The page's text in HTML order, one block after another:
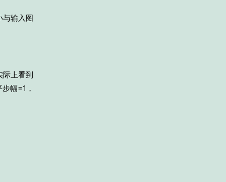
与输入图
际上看到
幅=1，